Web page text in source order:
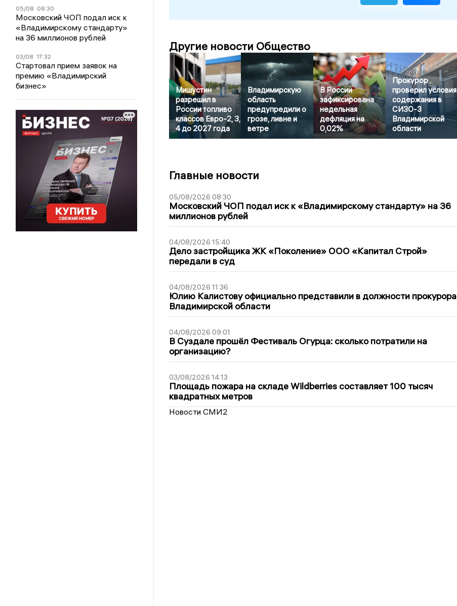
05/08 08:30
Московский ЧОП подал иск к
«Владимирскому стандарту»
на 36 миллионов рублей
03/08 17:32
Стартовал прием заявок на
премию «Владимирский
бизнес»
Другие новости Общество
Мишустин
разрешил в
России топливо
классов Евро-2, 3,
4 до 2027 года
Владимирскую
область
предупредили о
грозе, ливне и
ветре
В России
зафиксирована
недельная
дефляция на
0,02%
Прокурор
проверил условия
содержания в
СИЗО-3
Владимирской
области
Главные новости
05/08/2026 08:30
Московский ЧОП подал иск к «Владимирскому стандарту» на 36
миллионов рублей
04/08/2026 15:40
Дело застройщика ЖК «Поколение» ООО «Капитал Строй»
передали в суд
04/08/2026 11:36
Юлию Калистову официально представили в должности прокурора
Владимирской области
04/08/2026 09:01
В Суздале прошёл Фестиваль Огурца: сколько потратили на
организацию?
03/08/2026 14:13
Площадь пожара на складе Wildberries составляет 100 тысяч
квадратных метров
Новости СМИ2